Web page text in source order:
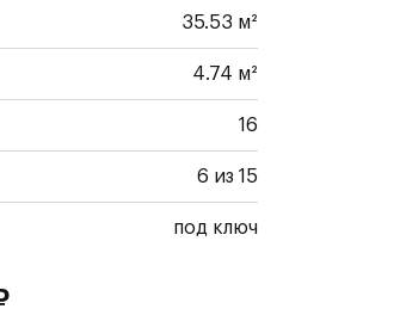
35.53 м²
4.74 м²
16
6 из 15
под ключ